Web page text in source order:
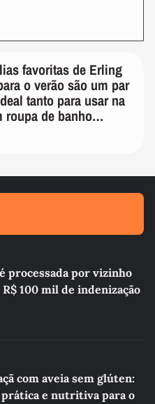
favoritas de Erling
o verão são um par
tanto para usar na
roupa de banho
processada por vizinho
100 mil de indenização
com aveia sem glúten:
e nutritiva para o